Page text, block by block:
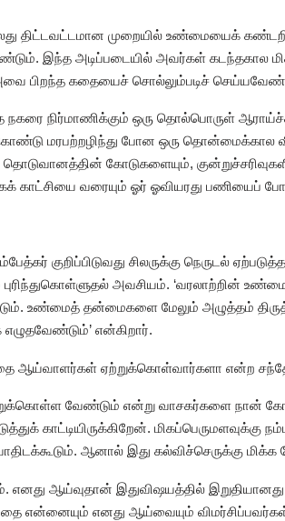
திட்டவட்டமான முறையில் உண்மையைக்
இந்த அடிப்படையில் அவர்கள் கடந்தகால
பிறந்த கதையைச் சொல்லும்படிச்
நகரை நிர்மாணிக்கும் ஒரு தொல்பொருள்
கொண்டு மரபற்றழிந்து போன ஒரு தொன்மைக்கால
கோடுகளையும்,
காட்சியை வரையும் ஓர் ஓவியரது பணியைப்
குறிப்பிடுவது சிலருக்கு நெருடல்
அவசியம். ‘வரலாற்றின்
உண்மைத் தன்மைகளை மேலும் அழுத்தம்
என்கிறார்.
ஆய்வாளர்கள் ஏற்றுக்கொள்வார்களா என்ற
வேண்டும் என்று வாசகர்களை நான்
காட்டியிருக்கிறேன். மிகப்பெருமளவுக்கு
ஆனால் இது கல்விச்செருக்கு
எனது ஆய்வுதான் இதுவிஷயத்தில்
என்னையும் எனது ஆய்வையும்